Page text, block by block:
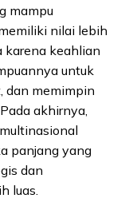
mampu
nilai lebih
karena keahlian
untuk
dan memimpin
akhirnya,
panjang yang
dan
luas.